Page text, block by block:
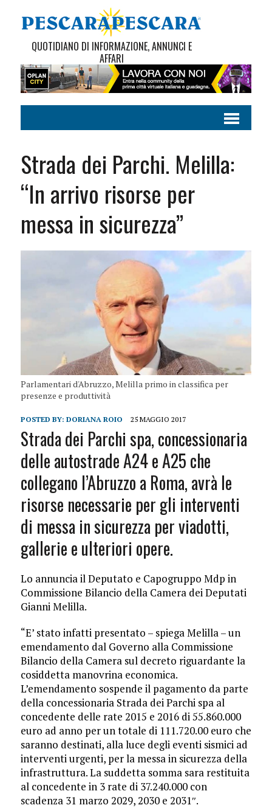
QUOTIDIANO DI INFORMAZIONE, ANNUNCI E
AFFARI
Strada dei Parchi. Melilla:
“In arrivo risorse per
messa in sicurezza”
Parlamentari d'Abruzzo, Melilla primo in classifica per
presenze e produttività
POSTED BY: DORIANA ROIO 25 MAGGIO 2017
Strada dei Parchi spa, concessionaria
delle autostrade A24 e A25 che
collegano l’Abruzzo a Roma, avrà le
risorse necessarie per gli interventi
di messa in sicurezza per viadotti,
gallerie e ulteriori opere.
Lo annuncia il Deputato e Capogruppo Mdp in
Commissione Bilancio della Camera dei Deputati
Gianni Melilla.
“E’ stato infatti presentato – spiega Melilla – un
emendamento dal Governo alla Commissione
Bilancio della Camera sul decreto riguardante la
cosiddetta manovrina economica.
L’emendamento sospende il pagamento da parte
della concessionaria Strada dei Parchi spa al
concedente delle rate 2015 e 2016 di 55.860.000
euro ad anno per un totale di 111.720.00 euro che
saranno destinati, alla luce degli eventi sismici ad
interventi urgenti, per la messa in sicurezza della
infrastruttura. La suddetta somma sara restituita
al concedente in 3 rate di 37.240.000 con
scadenza 31 marzo 2029, 2030 e 2031″.